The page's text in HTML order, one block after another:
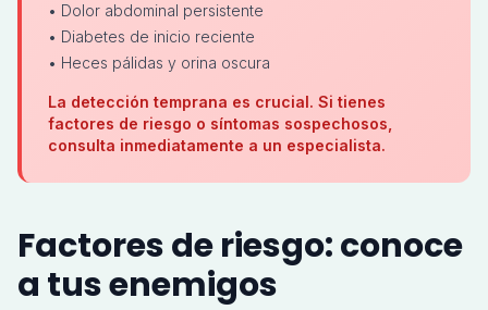
• Dolor abdominal persistente
• Diabetes de inicio reciente
• Heces pálidas y orina oscura
La detección temprana es crucial. Si tienes
factores de riesgo o síntomas sospechosos,
consulta inmediatamente a un especialista.
Factores de riesgo: conoce
a tus enemigos